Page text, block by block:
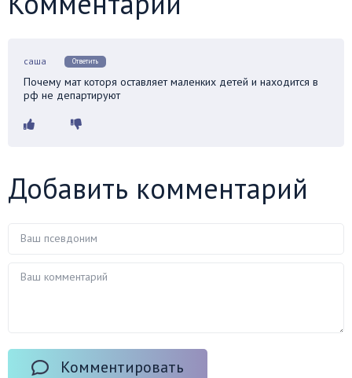
саша Ответить
Почему мат которя оставляет маленких детей и находится в
рф не департируют
Добавить комментарий
Комментировать